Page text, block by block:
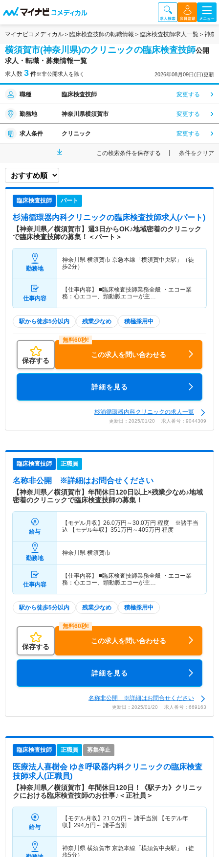
マイナビコメディカル 臨床検査技師の転職情報 臨床検査技師求人一覧 神奈
横須賀市(神奈川県)のクリニックの臨床検査技師公開
求人・転職・募集情報一覧
求人数 3 件※非公開求人を除く 2026年08月09日(日)更新
職種 臨床検査技師 変更する
勤務地 神奈川県横須賀市 変更する
求人条件 クリニック 変更する
この検索条件を保存する 条件をクリア
臨床検査技師 パート
杉浦循環器内科クリニックの臨床検査技師求人(パート)
【神奈川県／横須賀市】週3日からOK♪地域密着のクリニック
で臨床検査技師の募集！＜パート＞
勤務地
神奈川県 横須賀市 京急本線「横須賀中央駅」（徒
歩2分）
仕事内容
【仕事内容】 ■臨床検査技師業務全般 ・エコー業
務：心エコー、頸動脈エコーが主…
駅から徒歩5分以内 残業少なめ 積極採用中
保存する
この求人を問い合わせる
詳細を見る
杉浦循環器内科クリニックの求人一覧
更新日：2025/01/20 求人番号：9044309
臨床検査技師 正職員
名称非公開 ※詳細はお問合せください
【神奈川県／横須賀市】年間休日120日以上×残業少なめ♪地域
密着のクリニックで臨床検査技師の募集！
給与
【モデル月収】 26.0万円～30.0万円 程度 ※諸手当
込 【モデル年収】 351万円～405万円 程度
勤務地
神奈川県 横須賀市
仕事内容
【仕事内容】 ■臨床検査技師業務全般 ・エコー業
務：心エコー、頸動脈エコーが主…
駅から徒歩5分以内 残業少なめ 積極採用中
保存する
この求人を問い合わせる
詳細を見る
名称非公開 ※詳細はお問合せください
更新日：2025/01/20 求人番号：669163
臨床検査技師 正職員 募集停止
医療法人喜樹会 ゆき呼吸器内科クリニックの臨床検査
技師求人(正職員)
【神奈川県／横須賀市】年間休日120日！《駅チカ》クリニッ
クにおける臨床検査技師のお仕事♪＜正社員＞
給与
【モデル月収】 21.0万円～ 諸手当別 【モデル年
収】 294万円～ 諸手当別
神奈川県 横須賀市 京急本線「横須賀中央駅」（徒
歩5分）